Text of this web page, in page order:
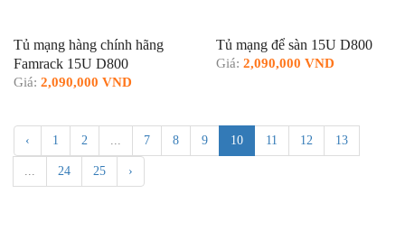
Tủ mạng hàng chính hãng
Famrack 15U D800
Giá: 2,090,000 VND
Tủ mạng để sàn 15U D800
Giá: 2,090,000 VND
‹ 1 2 ... 7 8 9 10 11 12 13
... 24 25 ›